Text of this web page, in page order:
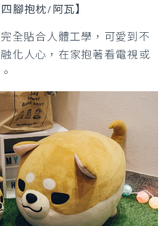
腳抱枕/阿瓦】
全貼合人體工學，可愛到不
化人心，在家抱著看電視或